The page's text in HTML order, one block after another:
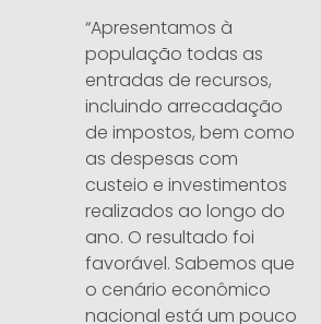
“Apresentamos à
população todas as
entradas de recursos,
incluindo arrecadação
de impostos, bem como
as despesas com
custeio e investimentos
realizados ao longo do
ano. O resultado foi
favorável. Sabemos que
o cenário econômico
nacional está um pouco